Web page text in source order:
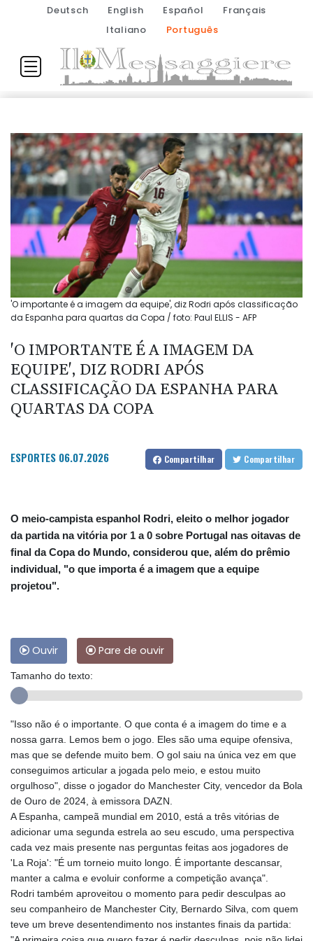
Deutsch English Español
Français
Italiano
Português
'O importante é a imagem da equipe', diz Rodri após classificação
da Espanha para quartas da Copa / foto: Paul ELLIS - AFP
'O IMPORTANTE É A IMAGEM DA
EQUIPE', DIZ RODRI APÓS
CLASSIFICAÇÃO DA ESPANHA PARA
QUARTAS DA COPA
ESPORTES 06.07.2026 Compartilhar Compartilhar
O meio-campista espanhol Rodri, eleito o melhor jogador
da partida na vitória por 1 a 0 sobre Portugal nas oitavas de
final da Copa do Mundo, considerou que, além do prêmio
individual, "o que importa é a imagem que a equipe
projetou".
Ouvir Pare de ouvir
Tamanho do texto:
"Isso não é o importante. O que conta é a imagem do time e a
nossa garra. Lemos bem o jogo. Eles são uma equipe ofensiva,
mas que se defende muito bem. O gol saiu na única vez em que
conseguimos articular a jogada pelo meio, e estou muito
orgulhoso", disse o jogador do Manchester City, vencedor da Bola
de Ouro de 2024, à emissora DAZN.
A Espanha, campeã mundial em 2010, está a três vitórias de
adicionar uma segunda estrela ao seu escudo, uma perspectiva
cada vez mais presente nas perguntas feitas aos jogadores de
'La Roja': "É um torneio muito longo. É importante descansar,
manter a calma e evoluir conforme a competição avança".
Rodri também aproveitou o momento para pedir desculpas ao
seu companheiro de Manchester City, Bernardo Silva, com quem
teve um breve desentendimento nos instantes finais da partida: